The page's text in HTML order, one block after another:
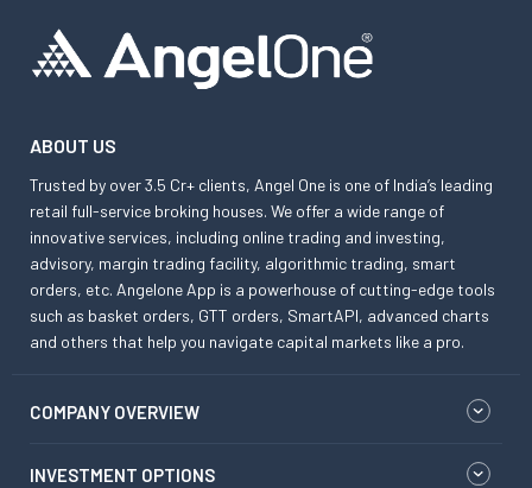
ABOUT US
Trusted by over 3.5 Cr+ clients, Angel One is one of India’s leading
retail full-service broking houses. We offer a wide range of
innovative services, including online trading and investing,
advisory, margin trading facility, algorithmic trading, smart
orders, etc. Angelone App is a powerhouse of cutting-edge tools
such as basket orders, GTT orders, SmartAPI, advanced charts
and others that help you navigate capital markets like a pro.
COMPANY OVERVIEW
INVESTMENT OPTIONS